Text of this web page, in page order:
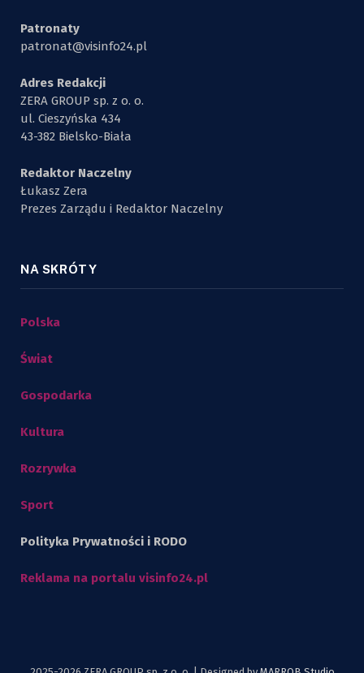
Patronaty
patronat@visinfo24.pl
Adres Redakcji
ZERA GROUP sp. z o. o.
ul. Cieszyńska 434
43-382 Bielsko-Biała
Redaktor Naczelny
Łukasz Zera
Prezes Zarządu i Redaktor Naczelny
NA SKRÓTY
Polska
Świat
Gospodarka
Kultura
Rozrywka
Sport
Polityka Prywatności i RODO
Reklama na portalu visinfo24.pl